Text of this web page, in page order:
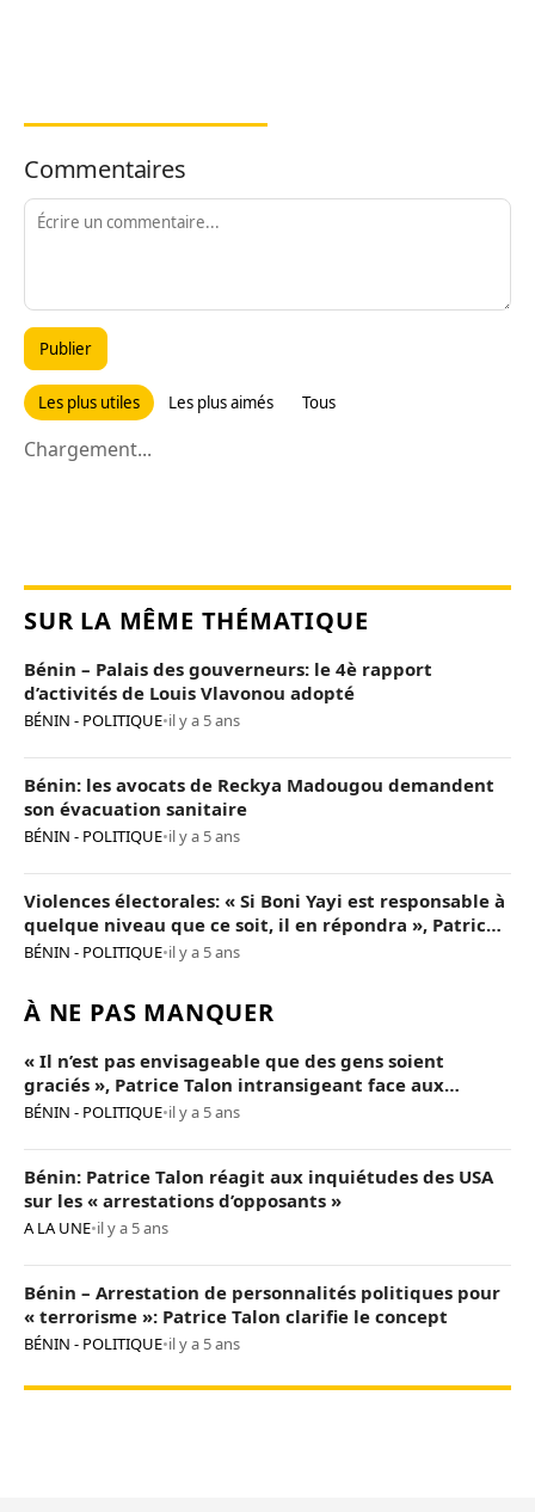
Commentaires
Publier
Les plus utiles Les plus aimés Tous
Chargement...
SUR LA MÊME THÉMATIQUE
Bénin – Palais des gouverneurs: le 4è rapport
d’activités de Louis Vlavonou adopté
BÉNIN - POLITIQUE•il y a 5 ans
Bénin: les avocats de Reckya Madougou demandent
son évacuation sanitaire
BÉNIN - POLITIQUE•il y a 5 ans
Violences électorales: « Si Boni Yayi est responsable à
quelque niveau que ce soit, il en répondra », Patrice
Talon
BÉNIN - POLITIQUE•il y a 5 ans
À NE PAS MANQUER
« Il n’est pas envisageable que des gens soient
graciés », Patrice Talon intransigeant face aux
« opposants terroristes »
BÉNIN - POLITIQUE•il y a 5 ans
Bénin: Patrice Talon réagit aux inquiétudes des USA
sur les « arrestations d’opposants »
A LA UNE•il y a 5 ans
Bénin – Arrestation de personnalités politiques pour
« terrorisme »: Patrice Talon clarifie le concept
BÉNIN - POLITIQUE•il y a 5 ans